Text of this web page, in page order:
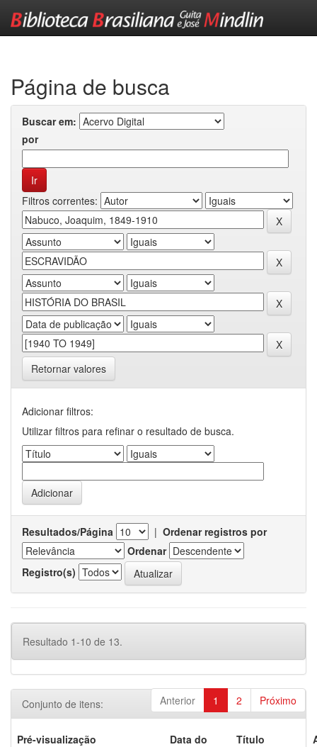
Página de busca
Buscar em:
por
Filtros correntes:
Retornar valores
Adicionar filtros:
Utilizar filtros para refinar o resultado de busca.
Resultados/Página | Ordenar registros por
Ordenar
Registro(s)
Resultado 1-10 de 13.
Anterior 1 2 Próximo
Conjunto de itens:
Pré-visualização
Data do
Título